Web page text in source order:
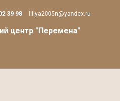
39 98 liliya2005n@yandex.ru
центр "Перемена"